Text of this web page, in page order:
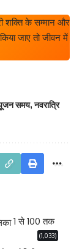
शक्ति के सम्मान और
जाए तो जीवन में
समय,नवरात्रि
1 से 100 तक
(1,033)